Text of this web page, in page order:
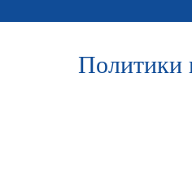
Политики